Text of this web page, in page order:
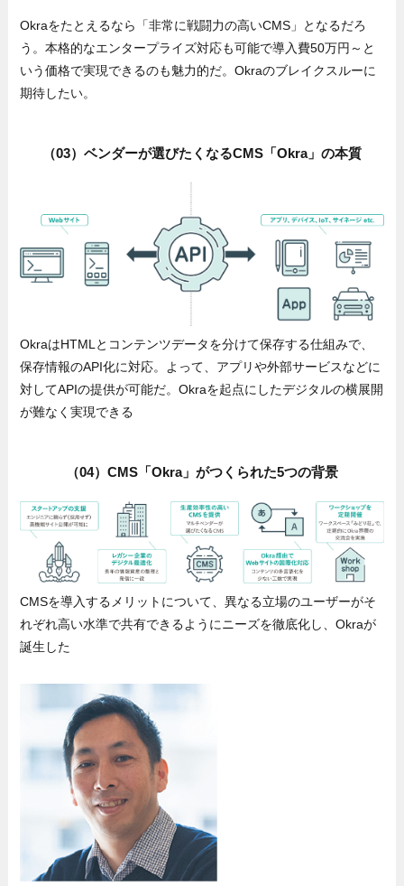
Okraをたとえるなら「非常に戦闘力の高いCMS」となるだろ
う。本格的なエンタープライズ対応も可能で導入費50万円～と
いう価格で実現できるのも魅力的だ。Okraのブレイクスルーに
期待したい。
（03）ベンダーが選びたくなるCMS「Okra」の本質
OkraはHTMLとコンテンツデータを分けて保存する仕組みで、
保存情報のAPI化に対応。よって、アプリや外部サービスなどに
対してAPIの提供が可能だ。Okraを起点にしたデジタルの横展開
が難なく実現できる
（04）CMS「Okra」がつくられた5つの背景
CMSを導入するメリットについて、異なる立場のユーザーがそ
れぞれ高い水準で共有できるようにニーズを徹底化し、Okraが
誕生した